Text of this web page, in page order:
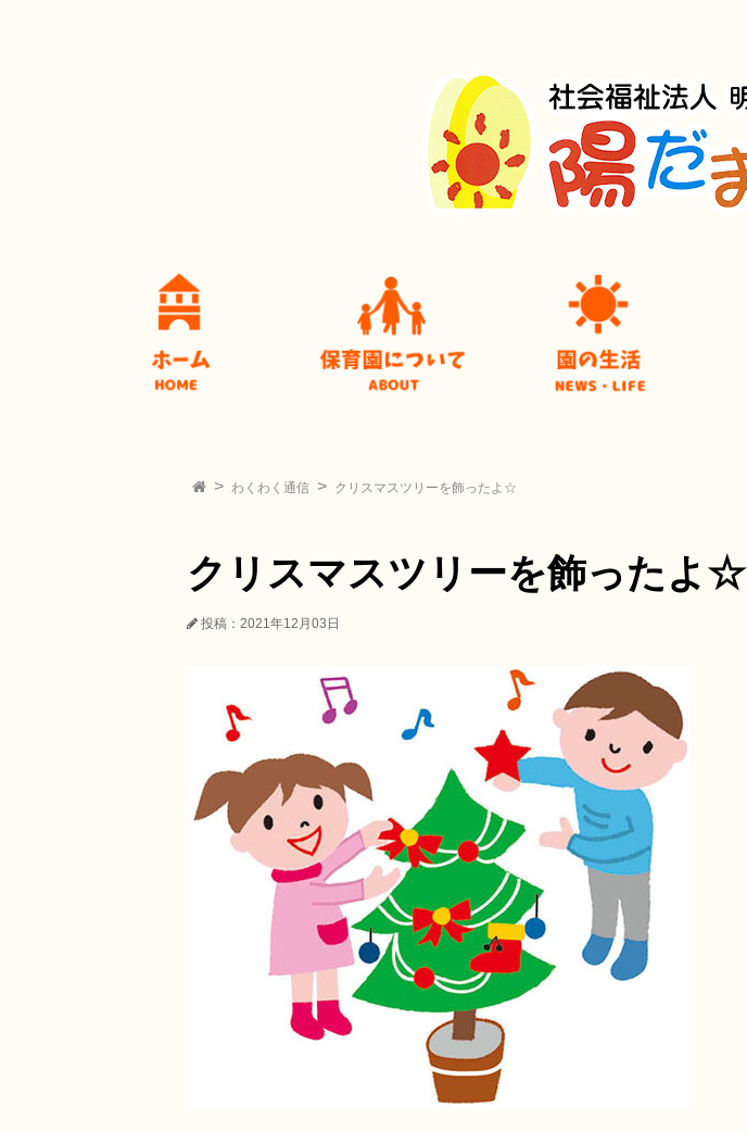
わくわく通信 クリスマスツリーを飾ったよ☆
クリスマスツリーを飾ったよ☆
投稿：2021年12月03日